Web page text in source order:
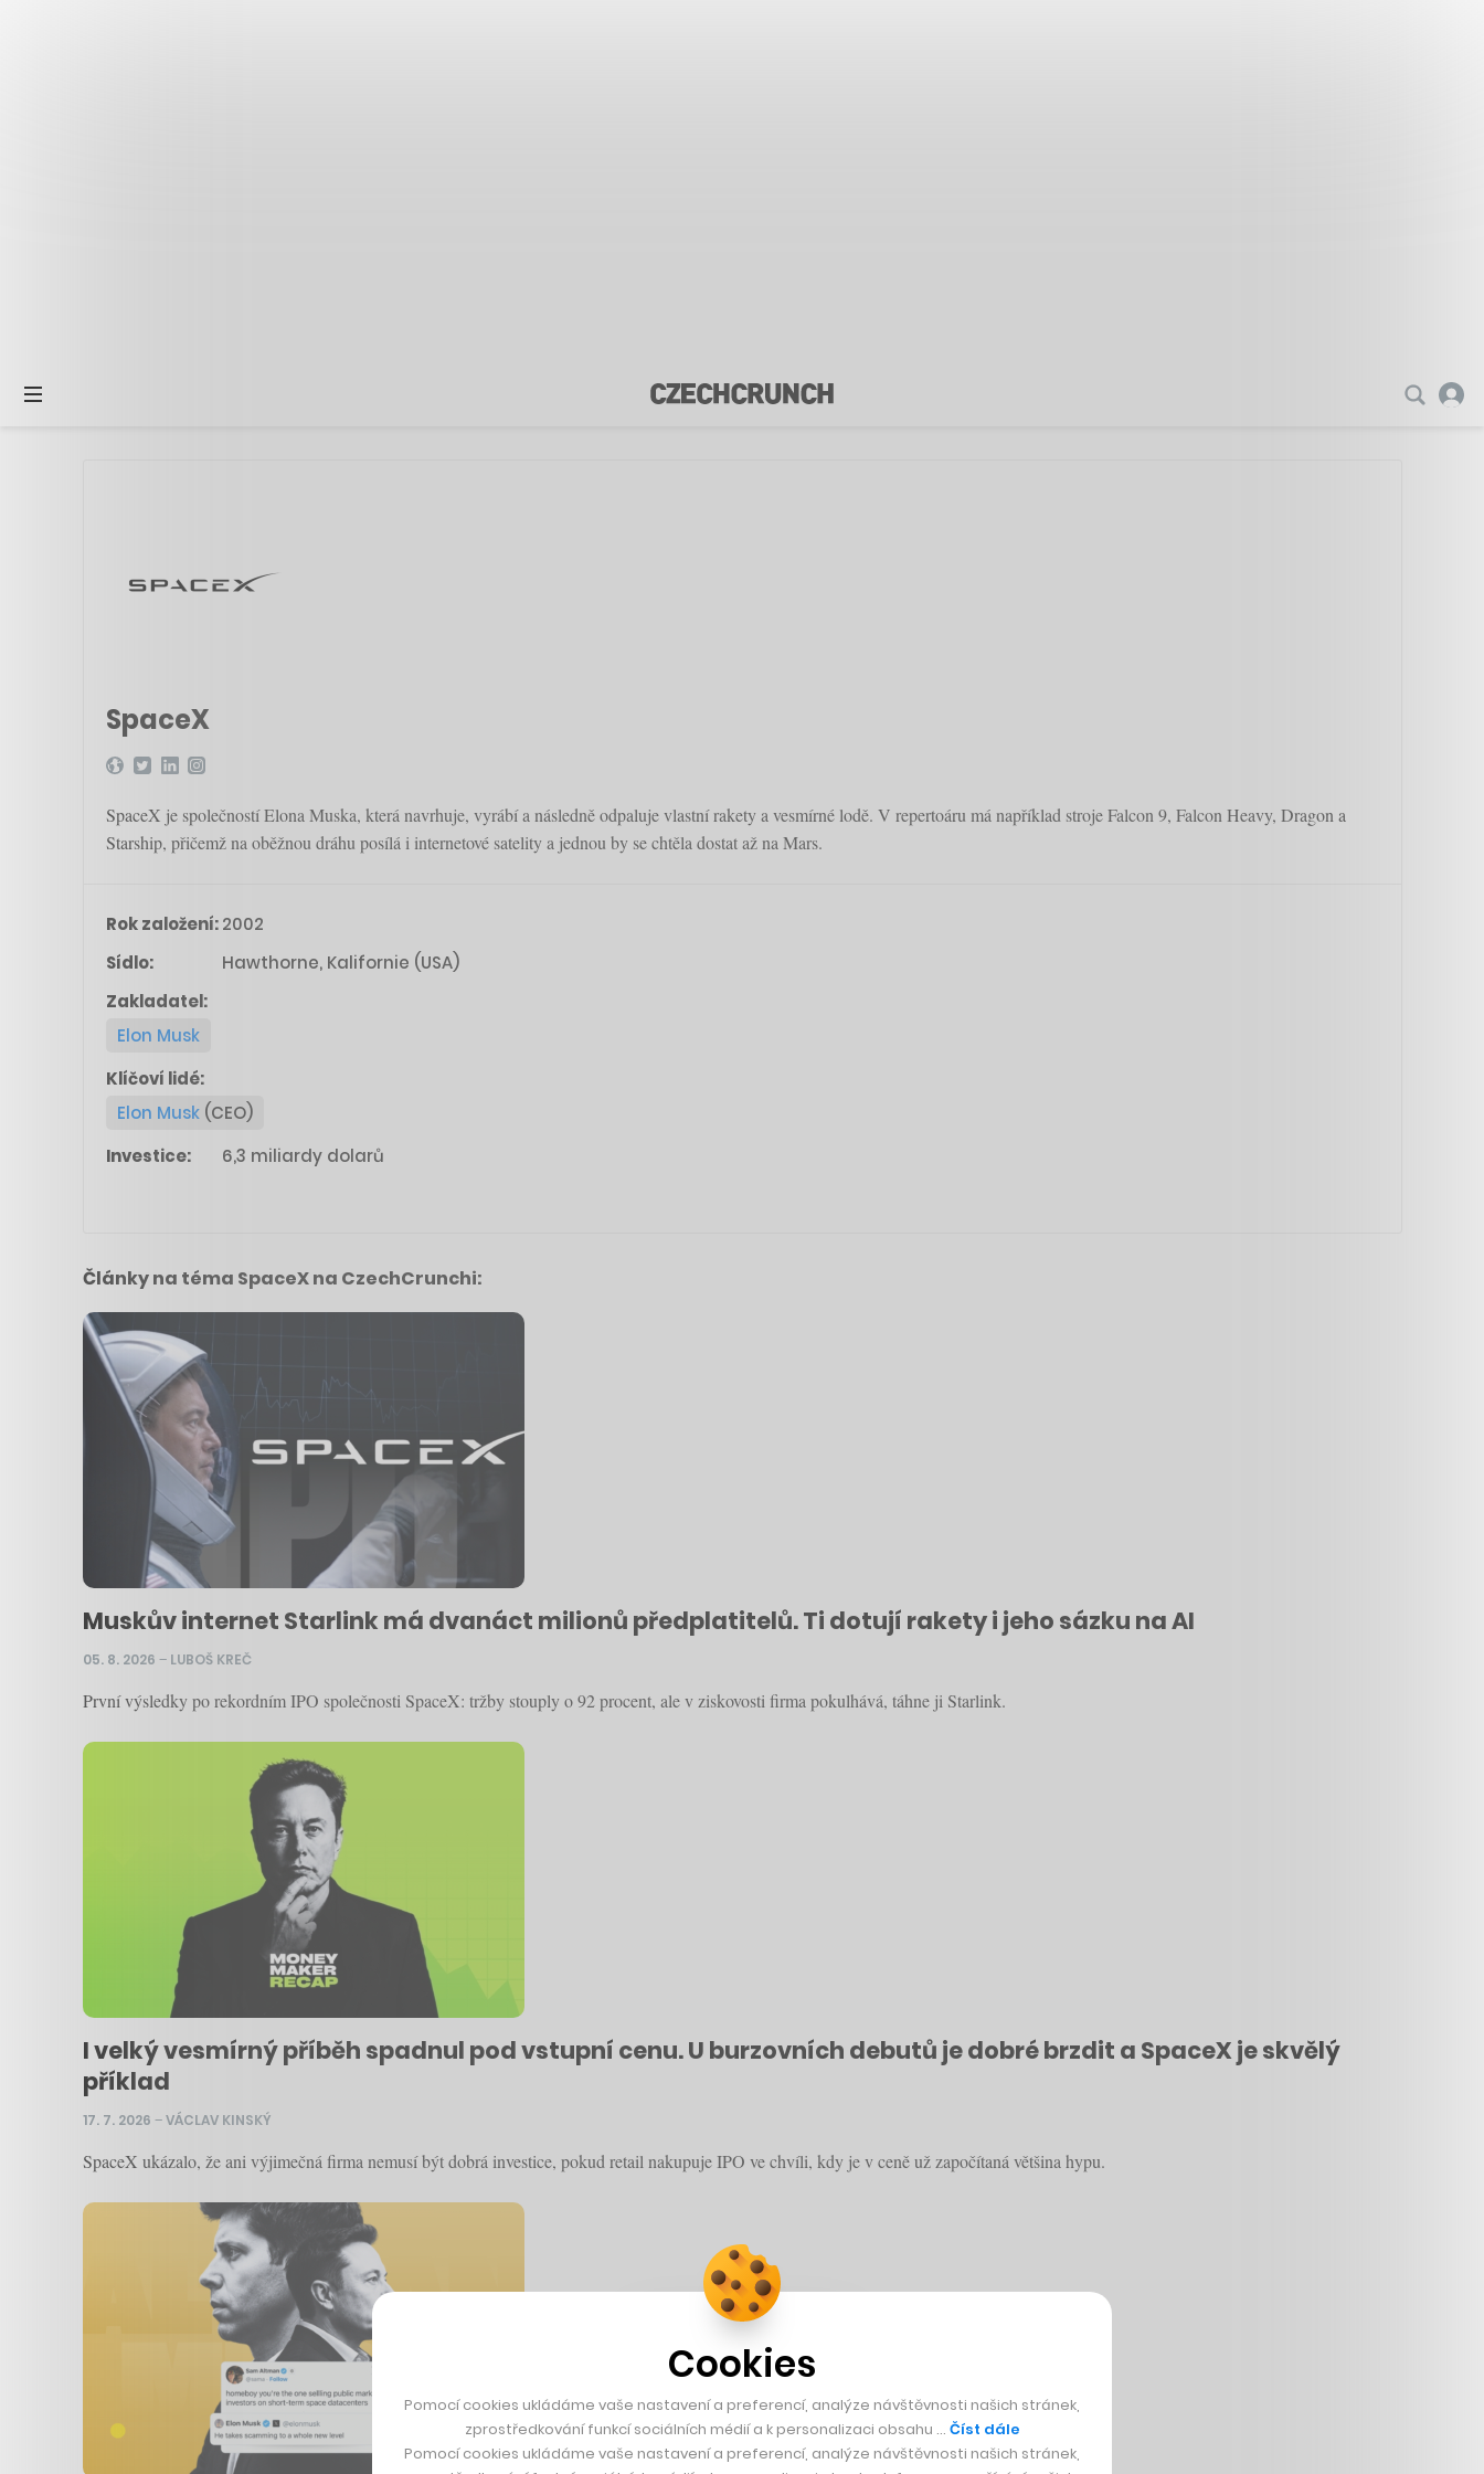
SpaceX
SpaceX je společností Elona Muska, která navrhuje, vyrábí a následně odpaluje vlastní rakety a vesmírné lodě. V repertoáru má například stroje Falcon 9, Falcon Heavy, Dragon a
Starship, přičemž na oběžnou dráhu posílá i internetové satelity a jednou by se chtěla dostat až na Mars.
Rok založení: 2002
Sídlo:
Hawthorne, Kalifornie (USA)
Zakladatel:
Elon Musk
Klíčoví lidé:
Elon Musk(CEO)
Investice:
6,3 miliardy dolarů
Články na téma SpaceX na CzechCrunchi:
Muskův internet Starlink má dvanáct milionů předplatitelů. Ti dotují rakety i jeho sázku na AI
05. 8. 2026 – LUBOŠ KREČ
První výsledky po rekordním IPO společnosti SpaceX: tržby stouply o 92 procent, ale v ziskovosti firma pokulhává, táhne ji Starlink.
I velký vesmírný příběh spadnul pod vstupní cenu. U burzovních debutů je dobré brzdit a SpaceX je skvělý
příklad
17. 7. 2026 –VÁCLAV KINSKÝ
SpaceX ukázalo, že ani výjimečná firma nemusí být dobrá investice, pokud retail nakupuje IPO ve chvíli, kdy je v ceně už započítaná většina hypu.
Cookies
Pomocí cookies ukládáme vaše nastavení a preferencí, analýze návštěvnosti našich stránek,
zprostředkování funkcí sociálních médií a k personalizaci obsahu … Číst dále
Pomocí cookies ukládáme vaše nastavení a preferencí, analýze návštěvnosti našich stránek,